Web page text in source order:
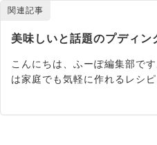
関連記事
美味しいと話題のプディ
こんにちは、ふーぽ編集部で
は家庭でも気軽に作れるレシ